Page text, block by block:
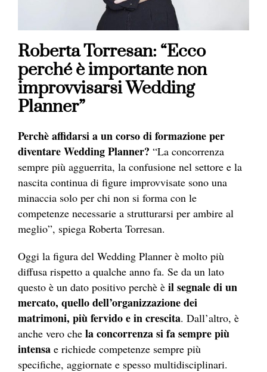
Roberta Torresan: “Ecco
perché è importante non
improvvisarsi Wedding
Planner”
Perchè affidarsi a un corso di formazione per
diventare Wedding Planner? “La concorrenza
sempre più agguerrita, la confusione nel settore e la
nascita continua di figure improvvisate sono una
minaccia solo per chi non si forma con le
competenze necessarie a strutturarsi per ambire al
meglio”, spiega Roberta Torresan.
Oggi la figura del Wedding Planner è molto più
diffusa rispetto a qualche anno fa. Se da un lato
questo è un dato positivo perchè è il segnale di un
mercato, quello dell’organizzazione dei
matrimoni, più fervido e in crescita. Dall’altro, è
anche vero che la concorrenza si fa sempre più
intensa e richiede competenze sempre più
specifiche, aggiornate e spesso multidisciplinari.